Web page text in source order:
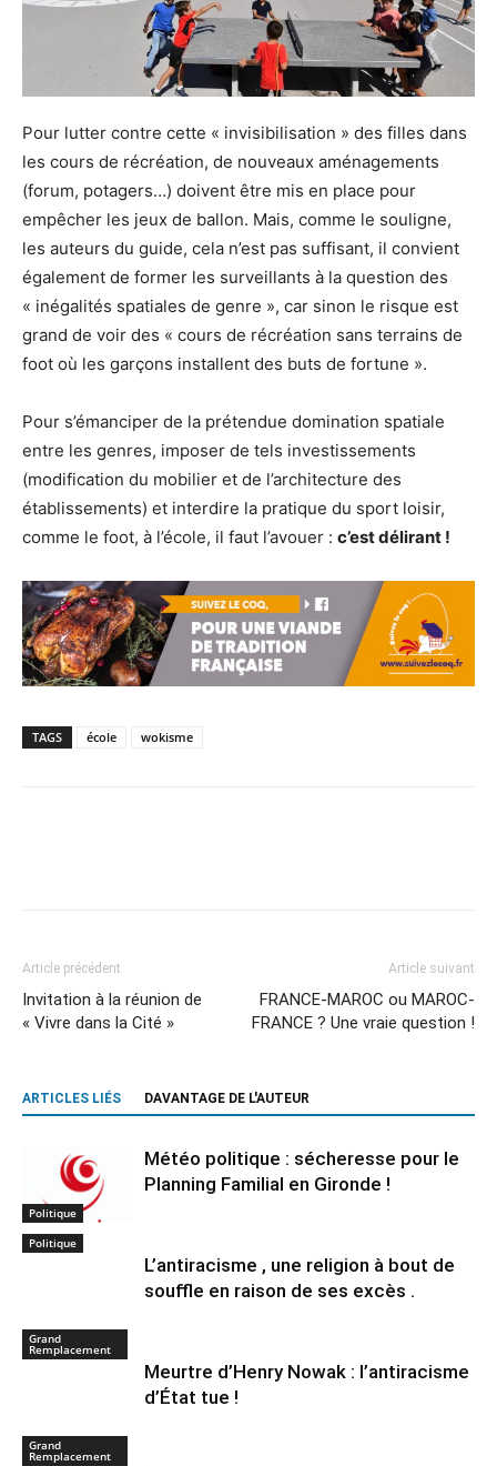
Pour lutter contre cette « invisibilisation » des filles dans
les cours de récréation, de nouveaux aménagements
(forum, potagers…) doivent être mis en place pour
empêcher les jeux de ballon. Mais, comme le souligne,
les auteurs du guide, cela n’est pas suffisant, il convient
également de former les surveillants à la question des
« inégalités spatiales de genre », car sinon le risque est
grand de voir des « cours de récréation sans terrains de
foot où les garçons installent des buts de fortune ».
Pour s’émanciper de la prétendue domination spatiale
entre les genres, imposer de tels investissements
(modification du mobilier et de l’architecture des
établissements) et interdire la pratique du sport loisir,
comme le foot, à l’école, il faut l’avouer : c’est délirant !
TAGS école wokisme
Article précédent
Invitation à la réunion de
« Vivre dans la Cité »
Article suivant
FRANCE-MAROC ou MAROC-
FRANCE ? Une vraie question !
ARTICLES LIÉS DAVANTAGE DE L'AUTEUR
Politique
Météo politique : sécheresse pour le
Planning Familial en Gironde !
Politique
L’antiracisme , une religion à bout de
souffle en raison de ses excès .
Grand
Remplacement
Meurtre d’Henry Nowak : l’antiracisme
d’État tue !
Grand
Remplacement